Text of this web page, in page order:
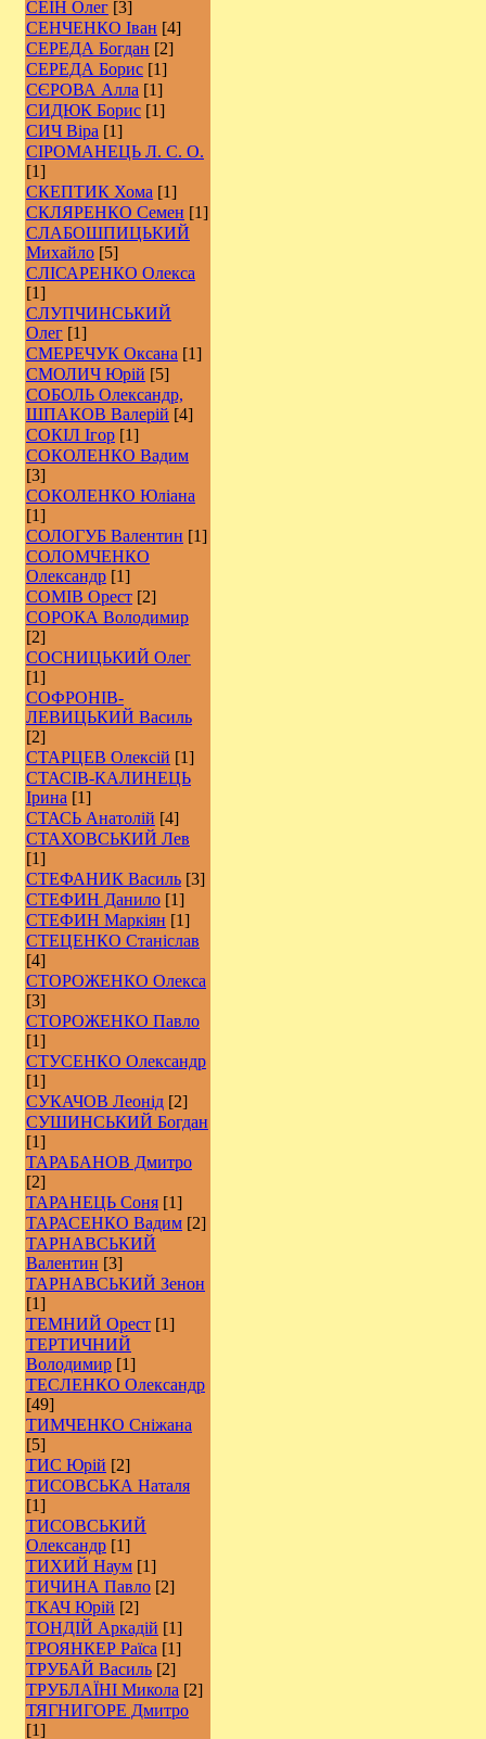
СЕЇН Олег [3]
СЕНЧЕНКО Іван [4]
СЕРЕДА Богдан [2]
СЕРЕДА Борис [1]
СЄРОВА Алла [1]
СИДЮК Борис [1]
СИЧ Віра [1]
СІРОМАНЕЦЬ Л. С. О.
[1]
СКЕПТИК Хома [1]
СКЛЯРЕНКО Семен [1]
СЛАБОШПИЦЬКИЙ
Михайло [5]
СЛІСАРЕНКО Олекса
[1]
СЛУПЧИНСЬКИЙ
Олег [1]
СМЕРЕЧУК Оксана [1]
СМОЛИЧ Юрій [5]
СОБОЛЬ Олександр,
ШПАКОВ Валерій [4]
СОКІЛ Ігор [1]
СОКОЛЕНКО Вадим
[3]
СОКОЛЕНКО Юліана
[1]
СОЛОГУБ Валентин [1]
СОЛОМЧЕНКО
Олександр [1]
СОМІВ Орест [2]
СОРОКА Володимир
[2]
СОСНИЦЬКИЙ Олег
[1]
СОФРОНІВ-
ЛЕВИЦЬКИЙ Василь
[2]
СТАРЦЕВ Олексій [1]
СТАСІВ-КАЛИНЕЦЬ
Ірина [1]
СТАСЬ Анатолій [4]
СТАХОВСЬКИЙ Лев
[1]
СТЕФАНИК Василь [3]
СТЕФИН Данило [1]
СТЕФИН Маркіян [1]
СТЕЦЕНКО Станіслав
[4]
СТОРОЖЕНКО Олекса
[3]
СТОРОЖЕНКО Павло
[1]
СТУСЕНКО Олександр
[1]
СУКАЧОВ Леонід [2]
СУШИНСЬКИЙ Богдан
[1]
ТАРАБАНОВ Дмитро
[2]
ТАРАНЕЦЬ Соня [1]
ТАРАСЕНКО Вадим [2]
ТАРНАВСЬКИЙ
Валентин [3]
ТАРНАВСЬКИЙ Зенон
[1]
ТЕМНИЙ Орест [1]
ТЕРТИЧНИЙ
Володимир [1]
ТЕСЛЕНКО Олександр
[49]
ТИМЧЕНКО Сніжана
[5]
ТИС Юрій [2]
ТИСОВСЬКА Наталя
[1]
ТИСОВСЬКИЙ
Олександр [1]
ТИХИЙ Наум [1]
ТИЧИНА Павло [2]
ТКАЧ Юрій [2]
ТОНДІЙ Аркадій [1]
ТРОЯНКЕР Раїса [1]
ТРУБАЙ Василь [2]
ТРУБЛАЇНІ Микола [2]
ТЯГНИГОРЕ Дмитро
[1]